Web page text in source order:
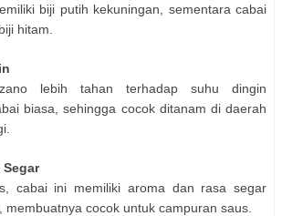
biji putih kekuningan, sementara cabai
hitam.
lebih tahan terhadap suhu dingin
biasa, sehingga cocok ditanam di daerah
Segar
cabai ini memiliki aroma dan rasa segar
membuatnya cocok untuk campuran saus.